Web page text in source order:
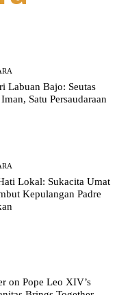
Labuan Bajo: Seutas
Satu Persaudaraan
Lokal: Sukacita Umat
Kepulangan Padre
on Pope Leo XIV’s